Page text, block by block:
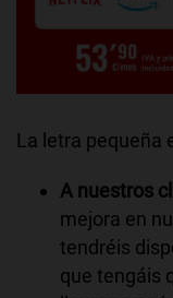
La letra pequeña
A nuestros
mejora en
tendréis
que tengáis